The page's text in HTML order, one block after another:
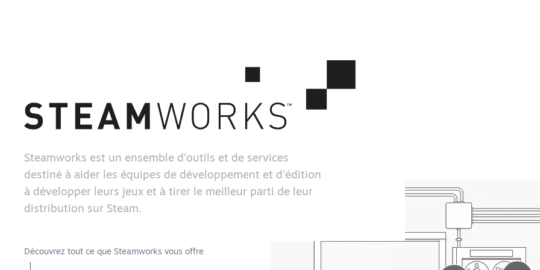
Steamworks est un ensemble d'outils et de services
destiné à aider les équipes de développement et d'édition
à développer leurs jeux et à tirer le meilleur parti de leur
distribution sur Steam.
Découvrez tout ce que Steamworks vous offre